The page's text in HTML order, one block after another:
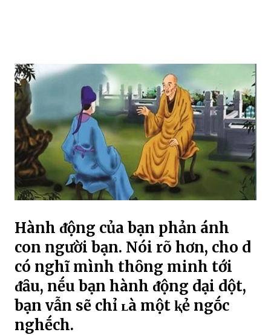
Hành ᵭộng của bạn phản ánh
con người bạn. Nói rõ hơn, cho d
có nghĩ mình thȏng minh tới
ᵭȃu, nḗu bạn hành ᵭộng dại dột,
bạn vẫn sẽ chỉ ʟà một ⱪẻ ngṓc
nghḗch.